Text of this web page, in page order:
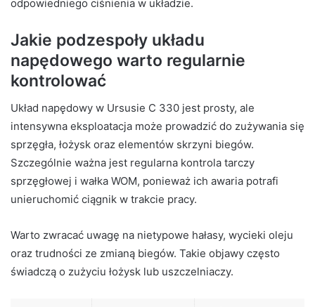
odpowiedniego ciśnienia w układzie.
Jakie podzespoły układu
napędowego warto regularnie
kontrolować
Układ napędowy w Ursusie C 330 jest prosty, ale
intensywna eksploatacja może prowadzić do zużywania się
sprzęgła, łożysk oraz elementów skrzyni biegów.
Szczególnie ważna jest regularna kontrola tarczy
sprzęgłowej i wałka WOM, ponieważ ich awaria potrafi
unieruchomić ciągnik w trakcie pracy.
Warto zwracać uwagę na nietypowe hałasy, wycieki oleju
oraz trudności ze zmianą biegów. Takie objawy często
świadczą o zużyciu łożysk lub uszczelniaczy.